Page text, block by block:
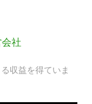
社
収益を得ていま